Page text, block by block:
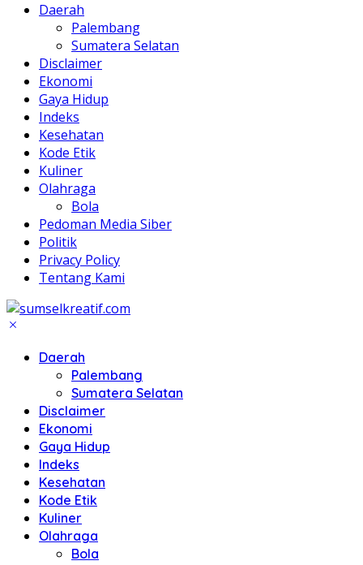
Daerah
Palembang
Sumatera Selatan
Disclaimer
Ekonomi
Gaya Hidup
Indeks
Kesehatan
Kode Etik
Kuliner
Olahraga
Bola
Pedoman Media Siber
Politik
Privacy Policy
Tentang Kami
Daerah
Palembang
Sumatera Selatan
Disclaimer
Ekonomi
Gaya Hidup
Indeks
Kesehatan
Kode Etik
Kuliner
Olahraga
Bola